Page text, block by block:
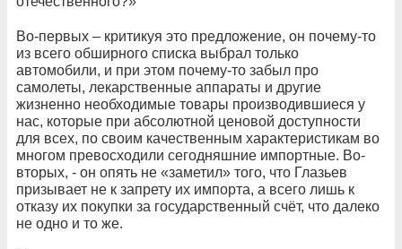
Во-первых – критикуя это предложение, он почему-то
из всего обширного списка выбрал только
автомобили, и при этом почему-то забыл про
самолеты, лекарственные аппараты и другие
жизненно необходимые товары производившиеся у
нас, которые при абсолютной ценовой доступности
для всех, по своим качественным характеристикам во
многом превосходили сегодняшние импортные. Во-
вторых, - он опять не «заметил» того, что Глазьев
призывает не к запрету их импорта, а всего лишь к
отказу их покупки за государственный счёт, что далеко
не одно и то же.